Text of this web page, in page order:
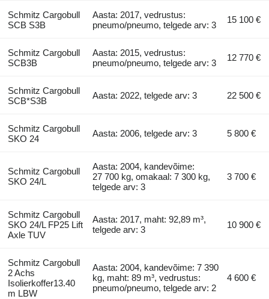
Schmitz Cargobull
SCB S3B
Aasta: 2017, vedrustus:
pneumo/pneumo, telgede arv: 3
15 100 €
Schmitz Cargobull
SCB3B
Aasta: 2015, vedrustus:
pneumo/pneumo, telgede arv: 3
12 770 €
Schmitz Cargobull
SCB*S3B
Aasta: 2022, telgede arv: 3 22 500 €
Schmitz Cargobull
SKO 24
Aasta: 2006, telgede arv: 3 5 800 €
Schmitz Cargobull
SKO 24/L
Aasta: 2004, kandevõime:
27 700 kg, omakaal: 7 300 kg,
telgede arv: 3
3 700 €
Schmitz Cargobull
SKO 24/L FP25 Lift
Axle TUV
Aasta: 2017, maht: 92,89 m³,
telgede arv: 3
10 900 €
Schmitz Cargobull
2 Achs
Isolierkoffer13.40
m LBW
Aasta: 2004, kandevõime: 7 390
kg, maht: 89 m³, vedrustus:
pneumo/pneumo, telgede arv: 2
4 600 €